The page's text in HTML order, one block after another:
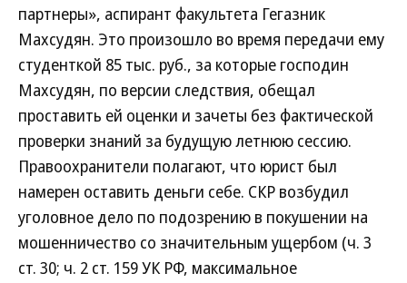
партнеры», аспирант факультета Гегазник
Махсудян. Это произошло во время передачи ему
студенткой 85 тыс. руб., за которые господин
Махсудян, по версии следствия, обещал
проставить ей оценки и зачеты без фактической
проверки знаний за будущую летнюю сессию.
Правоохранители полагают, что юрист был
намерен оставить деньги себе. СКР возбудил
уголовное дело по подозрению в покушении на
мошенничество со значительным ущербом (ч. 3
ст. 30; ч. 2 ст. 159 УК РФ, максимальное